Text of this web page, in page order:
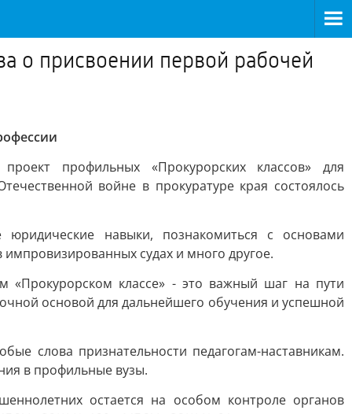
о присвоении первой рабочей
профильных «Прокурорских классов» для
войне в прокуратуре края состоялось
юридические навыки, познакомиться с основами
импровизированных судах и много другое.
классе» - это важный шаг на пути
основой для дальнейшего обучения и успешной
слова признательности педагогам-наставникам.
в профильные вузы.
остается на особом контроле органов